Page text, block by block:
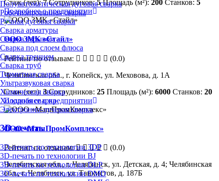
Полуавтоматическая дуговая сварка
Роботизированная сварка
Ручная дуговая сварка
Сварка арматуры
Сварка взрывом
Сварка под слоем флюса
Сварка трением
Сварка труб
Термитная сварка
Ультразвуковая сварка
Химическая сварка
Холодная сварка
Электронно-лучевая сварка
3D-печать
3D-печать по технологии 3DP
3D-печать по технологии BJ
3D-печать по технологии DLP
3D-печать по технологии DMD
Стаж (лет):7 Сотрудников:5 Площадь (м²): 200 Станков: 5
Подробнее о предприятии
ООО ЗМК «Стайл»
Рейтинг по отзывам:
(0.0)
Челябинская обл., г. Копейск, ул. Меховова, д. 1А
Стаж (лет): 3 Сотрудников: 25 Площадь (м²): 6000 Станков: 20
Подробнее о предприятии
ООО «МашПромКомплекс»
Рейтинг по отзывам:
(0.0)
Челябинская обл., г. Челябинск, ул. Детская, д. 4; Челябинская
обл., г. Челябинск, ул. Танкистов, д. 187Б